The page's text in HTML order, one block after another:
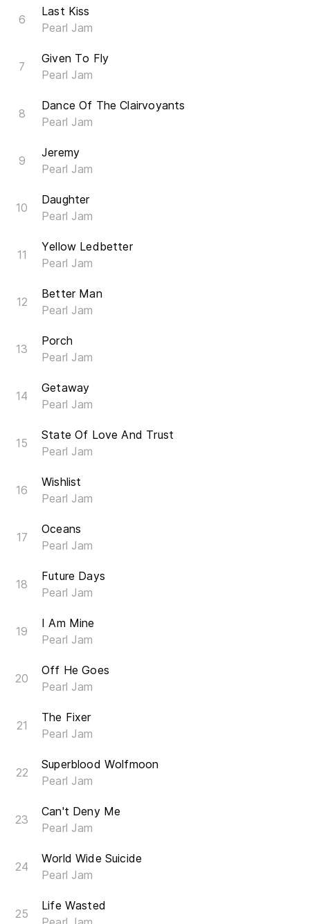
Last Kiss
Pearl Jam
Given To Fly
Pearl Jam
Dance Of The Clairvoyants
Pearl Jam
Jeremy
Pearl Jam
Daughter
Pearl Jam
Yellow Ledbetter
Pearl Jam
Better Man
Pearl Jam
Porch
Pearl Jam
Getaway
Pearl Jam
State Of Love And Trust
Pearl Jam
Wishlist
Pearl Jam
Oceans
Pearl Jam
Future Days
Pearl Jam
I Am Mine
Pearl Jam
Off He Goes
Pearl Jam
The Fixer
Pearl Jam
Superblood Wolfmoon
Pearl Jam
Can't Deny Me
Pearl Jam
World Wide Suicide
Pearl Jam
Life Wasted